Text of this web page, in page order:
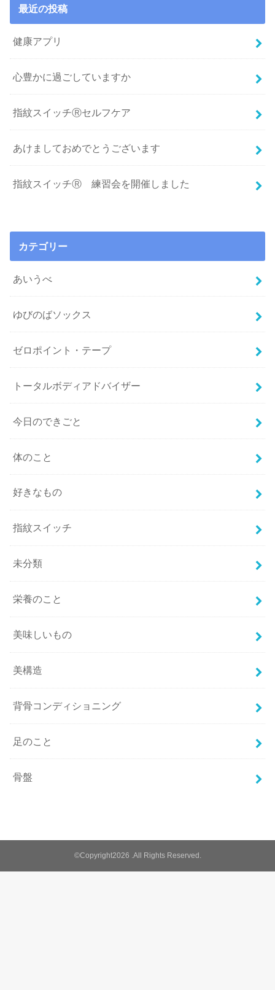
最近の投稿
健康アプリ
心豊かに過ごしていますか
指紋スイッチⓇセルフケア
あけましておめでとうございます
指紋スイッチⓇ 練習会を開催しました
カテゴリー
あいうべ
ゆびのばソックス
ゼロポイント・テープ
トータルボディアドバイザー
今日のできごと
体のこと
好きなもの
指紋スイッチ
未分類
栄養のこと
美味しいもの
美構造
背骨コンディショニング
足のこと
骨盤
©Copyright2026 .All Rights Reserved.